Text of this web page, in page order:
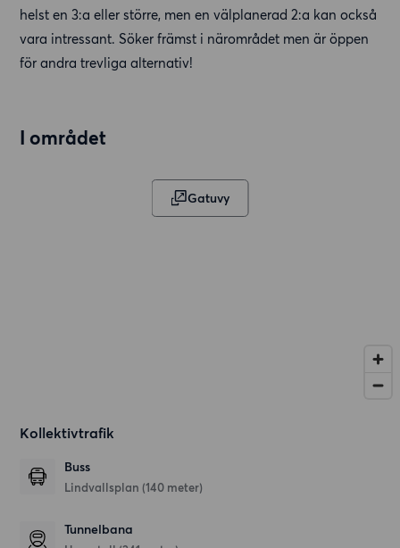
helst en 3:a eller större, men en välplanerad 2:a kan också
vara intressant. Söker främst i närområdet men är öppen
för andra trevliga alternativ!
I området
Gatuvy
Kollektivtrafik
Buss
Lindvallsplan (140 meter)
Tunnelbana